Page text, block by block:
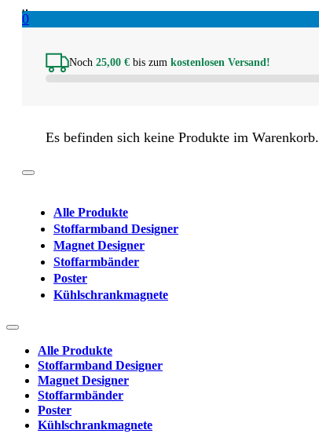
0
Noch 25,00 € bis zum kostenlosen Versand!
Es befinden sich keine Produkte im Warenkorb.
Alle Produkte
Stoffarmband Designer
Magnet Designer
Stoffarmbänder
Poster
Kühlschrankmagnete
Alle Produkte
Stoffarmband Designer
Magnet Designer
Stoffarmbänder
Poster
Kühlschrankmagnete